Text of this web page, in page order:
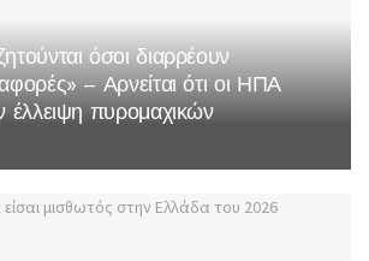
όσοι διαρρέουν
– Αρνείται ότι οι ΗΠΑ
έλλειψη πυρομαχικών